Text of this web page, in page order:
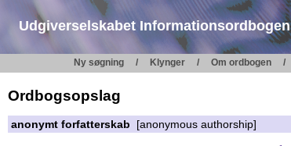
Udgiverselskabet Informationsordbogen
Ny søgning Klynger Om ordbogen
Ordbogsopslag
anonymt forfatterskab [anonymous authorship]